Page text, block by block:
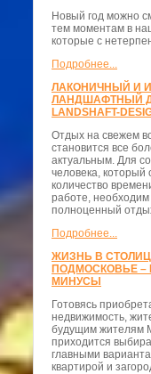
Новый год можно
тем моментам в
которые с
Подробнее...
ЛАКОНИЧНЫЙ И
ЛАНДШАФТНЫЙ
LANDSHAFT-
Отдых на свежем
становится все
актуальным. Для
человека, который
количество
работе,
полноценный
Подробнее...
ЖИЗНЬ В
ПОДМОСКОВЬЕ
МИНУСЫ
Готовясь
недвижимость,
будущим жителям
приходится
главными
квартирой и